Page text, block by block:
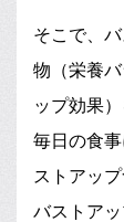
そこで、
物（栄養
ップ効果
毎日の食
ストアッ
バストア